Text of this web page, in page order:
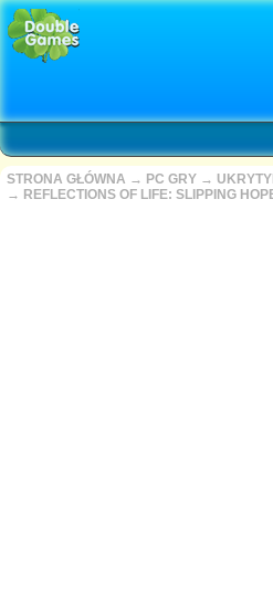
STRONA GŁÓWNA → PC GRY →
→ REFLECTIONS OF LIFE: SLIPPING